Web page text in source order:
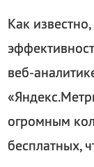
Как
веб-
огромным
бесплатных,